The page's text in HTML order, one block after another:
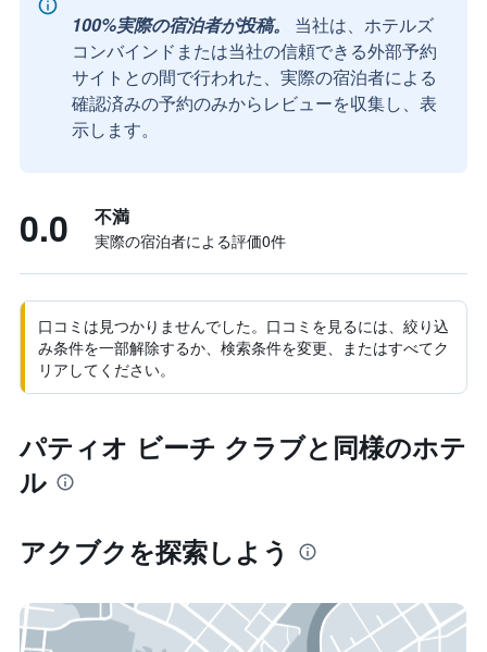
100%実際の宿泊者が投稿。
当社は、ホテルズ
コンバインドまたは当社の信頼できる外部予約
サイトとの間で行われた、実際の宿泊者による
確認済みの予約のみからレビューを収集し、表
示します。
0.0 不満
実際の宿泊者による評価0​件
口コミは見つかりませんでした。口コミを見るには、絞り込
み条件を一部解除するか、検索条件を変更、またはすべてク
リアしてください。
パティオ ビーチ クラブと同様のホテ
ル
アクブク​を探索しよう